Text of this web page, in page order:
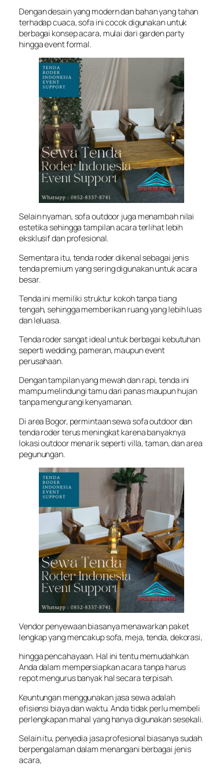
Dengan desain yang modern dan bahan yang tahan
terhadap cuaca, sofa ini cocok digunakan untuk
berbagai konsep acara, mulai dari garden party
hingga event formal.
Selain nyaman, sofa outdoor juga menambah nilai
estetika sehingga tampilan acara terlihat lebih
eksklusif dan profesional.
Sementara itu, tenda roder dikenal sebagai jenis
tenda premium yang sering digunakan untuk acara
besar.
Tenda ini memiliki struktur kokoh tanpa tiang
tengah, sehingga memberikan ruang yang lebih luas
dan leluasa.
Tenda roder sangat ideal untuk berbagai kebutuhan
seperti wedding, pameran, maupun event
perusahaan.
Dengan tampilan yang mewah dan rapi, tenda ini
mampu melindungi tamu dari panas maupun hujan
tanpa mengurangi kenyamanan.
Di area Bogor, permintaan sewa sofa outdoor dan
tenda roder terus meningkat karena banyaknya
lokasi outdoor menarik seperti villa, taman, dan area
pegunungan.
Vendor penyewaan biasanya menawarkan paket
lengkap yang mencakup sofa, meja, tenda, dekorasi,
hingga pencahayaan. Hal ini tentu memudahkan
Anda dalam mempersiapkan acara tanpa harus
repot mengurus banyak hal secara terpisah.
Keuntungan menggunakan jasa sewa adalah
efisiensi biaya dan waktu. Anda tidak perlu membeli
perlengkapan mahal yang hanya digunakan sesekali.
Selain itu, penyedia jasa profesional biasanya sudah
berpengalaman dalam menangani berbagai jenis
acara,